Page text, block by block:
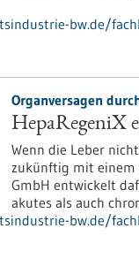
bw.de/
Organversagen
HepaRegeniX
Wenn die Leber
zukünftig mit einem
GmbH entwickelt
akutes als auch
bw.de/